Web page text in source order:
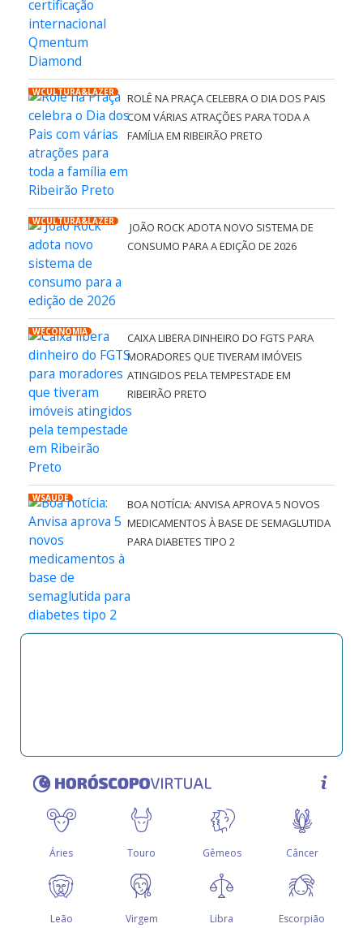
WCULTURA&LAZER
ROLÊ NA PRAÇA CELEBRA O DIA DOS PAIS
COM VÁRIAS ATRAÇÕES PARA TODA A
FAMÍLIA EM RIBEIRÃO PRETO
WCULTURA&LAZER
JOÃO ROCK ADOTA NOVO SISTEMA DE
CONSUMO PARA A EDIÇÃO DE 2026
WECONOMIA
CAIXA LIBERA DINHEIRO DO FGTS PARA
MORADORES QUE TIVERAM IMÓVEIS
ATINGIDOS PELA TEMPESTADE EM
RIBEIRÃO PRETO
WSAÚDE
BOA NOTÍCIA: ANVISA APROVA 5 NOVOS
MEDICAMENTOS À BASE DE SEMAGLUTIDA
PARA DIABETES TIPO 2